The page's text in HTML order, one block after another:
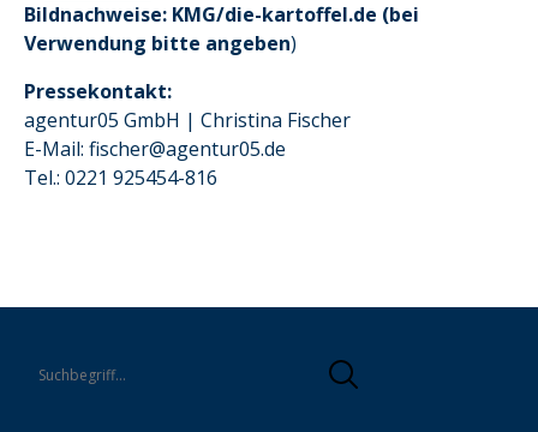
Bildnachweise: KMG/die-kartoffel.de (bei
Verwendung bitte angeben)
Pressekontakt:
agentur05 GmbH | Christina Fischer
E-Mail: fischer@agentur05.de
Tel.: 0221 925454-816